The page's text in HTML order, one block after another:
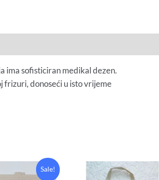
ima sofisticiran medikal dezen.
frizuri, donoseći u isto vrijeme
Sale!
price